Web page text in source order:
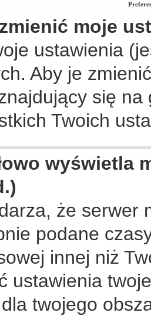
moje
ustawienia
Aby je
się
Twoich
wyświetla
że serwer
podane
innej niż
ustawienia
twojego